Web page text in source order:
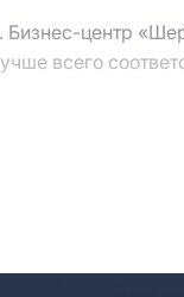
Бизнес-центр
всего
Состав